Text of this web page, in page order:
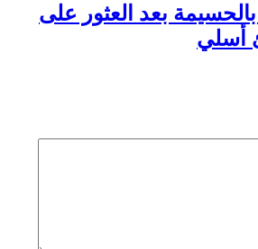
بعد العثور على
أسلي